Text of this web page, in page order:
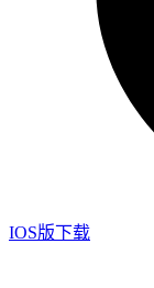
IOS版下载